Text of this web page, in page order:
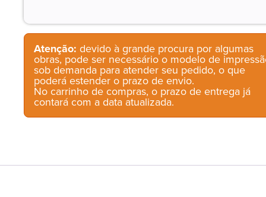
Atenção: devido à grande procura por algumas
obras, pode ser necessário o modelo de
sob demanda para atender seu pedido, o que
poderá estender o prazo de envio.
No carrinho de compras, o prazo de entrega já
contará com a data atualizada.